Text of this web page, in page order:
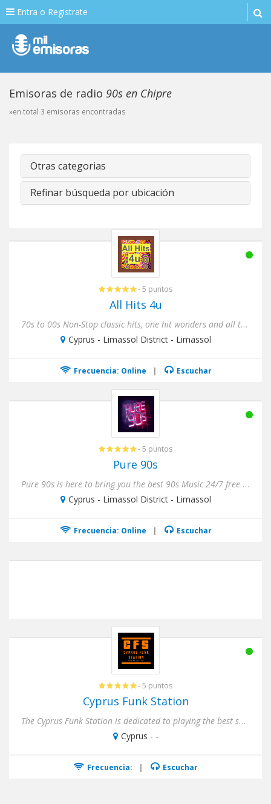
Entra o Registrate
Emisoras de radio 90s en Chipre
»en total 3 emisoras encontradas
Otras categorias
Refinar búsqueda por ubicación
- 5 puntos
All Hits 4u
70s to 00s Non-Stop classic hits, one hit wonders and all those songs you had forgotten about..! 24/7 - 365 days musi...
Cyprus - Limassol District - Limassol
Frecuencia: Online | Escuchar
- 5 puntos
Pure 90s
Pure 90s is here to bring you the best 90s Music 24/7 free to your computer, smartphone and radio !
Cyprus - Limassol District - Limassol
Frecuencia: Online | Escuchar
- 5 puntos
Cyprus Funk Station
The Cyprus Funk Station is dedicated to playing the best soul, funk and R'n'B classics from the 80's and 90's 24/7
Cyprus - -
Frecuencia: | Escuchar